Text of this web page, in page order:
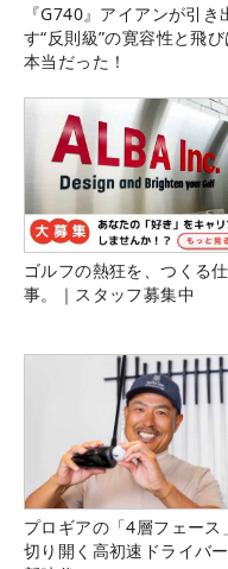
『G740』アイアンが引き
す“反則級”の寛容性と飛び
本当だった！
ゴルフの熱狂を、つくる仕
事。｜スタッフ募集中
プロギアの「4層フェース
切り開く高初速ドライバ